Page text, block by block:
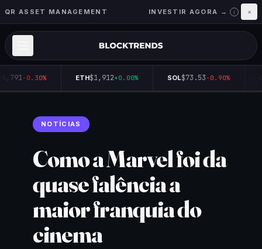
QR ASSET MANAGEMENT INVESTIR AGORA → i ×
-0.30% ETH$1,912+0.00% SOL$73.53-0.90%
NOTÍCIAS
Como a Marvel foi da
quase falência a
maior franquia do
cinema